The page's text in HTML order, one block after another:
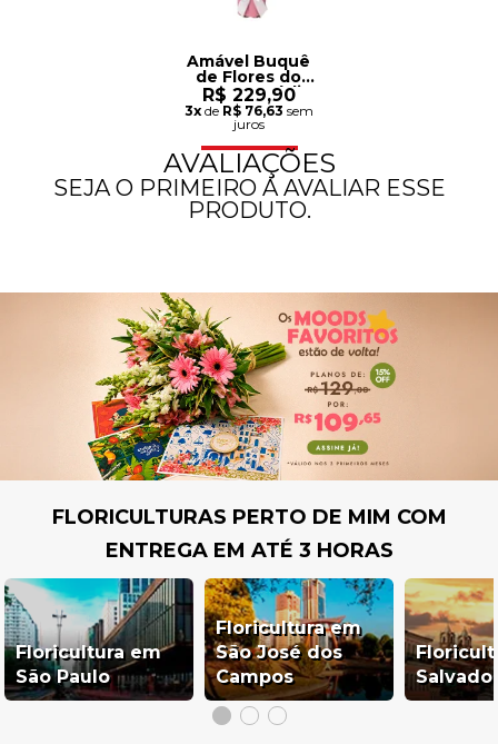
Amável Buquê
de Flores do
Campo - Médio
R$ 229,90
3xde R$ 76,63 sem
juros
AVALIAÇÕES
SEJA O PRIMEIRO A AVALIAR ESSE
PRODUTO.
FLORICULTURAS PERTO DE MIM COM
ENTREGA EM ATÉ 3 HORAS
Floricultura em
São Paulo
Floricultura em
São José dos
Campos